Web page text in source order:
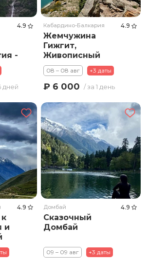
4.9
-
дней
Кабардино-Балкария 4.9
Жемчужина
Гижгит,
Живописный
Актопарк и полет
на Параплане
08 – 08 авг +3 даты
₽ 6 000 / за 1 день
4.9
и
Домбай 4.9
Сказочный
Домбай
09 – 09 авг +3 даты